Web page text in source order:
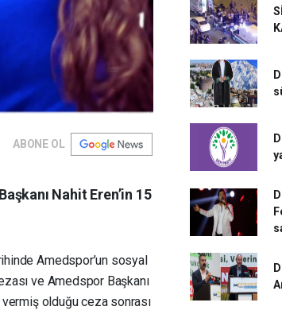
ABONE OL
Nahit Eren’in 15
Amedspor’un sosyal
ve Amedspor Başkanı
vermiş olduğu ceza sonrası